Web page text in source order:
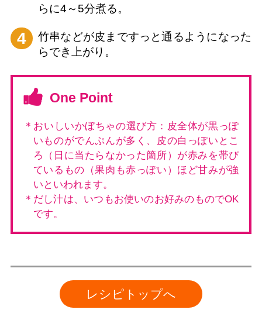
らに4～5分煮る。
4
竹串などが皮まですっと通るようになった
らでき上がり。
One Point
＊おいしいかぼちゃの選び方：皮全体が黒っぽ
いものがでんぷんが多く、皮の白っぽいとこ
ろ（日に当たらなかった箇所）が赤みを帯び
ているもの（果肉も赤っぽい）ほど甘みが強
いといわれます。
＊だし汁は、いつもお使いのお好みのものでOK
です。
レシピトップへ